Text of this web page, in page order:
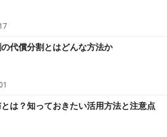
です。最新の内容をご確認くださ
報提供を目的としており、特定の金融
ものではありません。
終的なご判断はご自身の責任において
については十分に配慮しております
のではなく、これに基づく損失・損害
責任を負いません。
は、必ず各金融機関やサービス提供者
い。
代償分割とはどんな方法か
は？知っておきたい活用方法と注意点